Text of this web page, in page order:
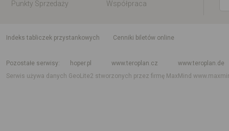
Punkty Sprzedaży
Współpraca
indeks tabliczek przystankowych
Cenniki biletów online
Pozostałe serwisy
hoper.pl www.teroplan.cz
www.teroplan.de
Serwis używa danych GeoLite2 stworzonych przez firmę MaxMind